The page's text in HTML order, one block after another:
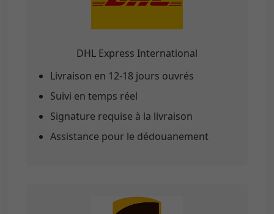
Livraison en 12-18 jours ouvrés
Suivi en temps réel
Signature requise à la livraison
Assistance pour le dédouanement